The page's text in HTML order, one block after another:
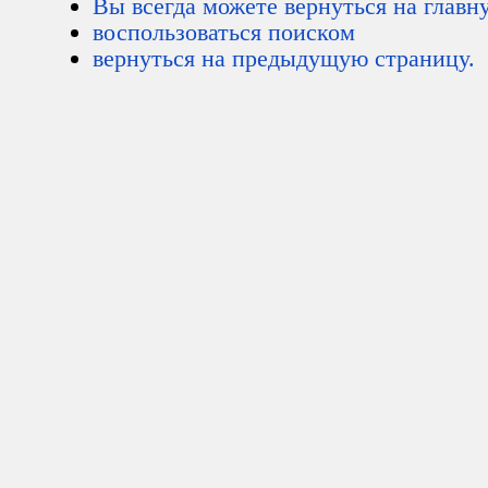
Вы всегда можете вернуться на
воспользоваться поиском
вернуться на предыдущую страницу.